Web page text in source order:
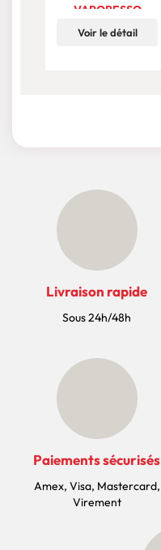
VAPORESSO
Voir le détail
Livraison rapide
Sous 24h/48h
Paiements sécurisés
Amex, Visa, Mastercard,
Virement